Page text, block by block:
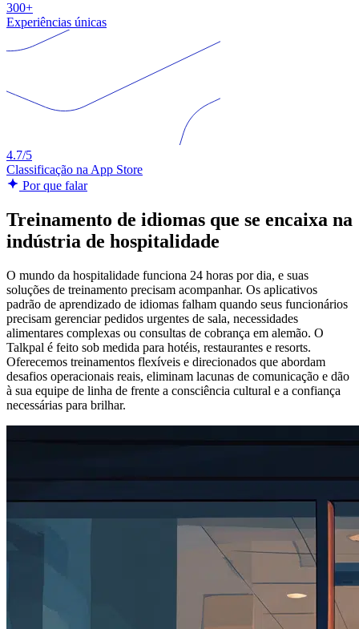
300+
Experiências únicas
4.7/5
Classificação na App Store
Por que falar
Treinamento de idiomas que se encaixa na
indústria de hospitalidade
O mundo da hospitalidade funciona 24 horas por dia, e suas
soluções de treinamento precisam acompanhar. Os aplicativos
padrão de aprendizado de idiomas falham quando seus funcionários
precisam gerenciar pedidos urgentes de sala, necessidades
alimentares complexas ou consultas de cobrança em alemão. O
Talkpal é feito sob medida para hotéis, restaurantes e resorts.
Oferecemos treinamentos flexíveis e direcionados que abordam
desafios operacionais reais, eliminam lacunas de comunicação e dão
à sua equipe de linha de frente a consciência cultural e a confiança
necessárias para brilhar.